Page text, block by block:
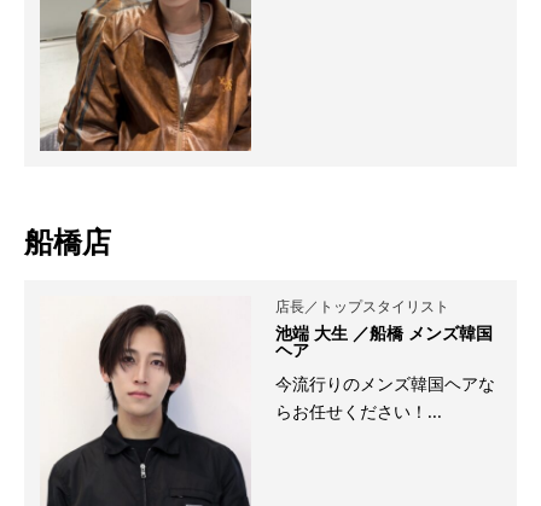
船橋店
店長／トップスタイリスト
池端 大生 ／船橋 メンズ韓国
ヘア
今流行りのメンズ韓国ヘアな
らお任せください！...